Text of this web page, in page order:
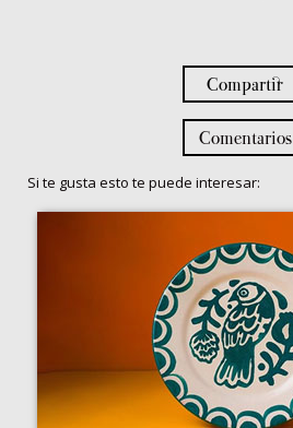
Compartir
Comentarios
Si te gusta esto te puede interesar: